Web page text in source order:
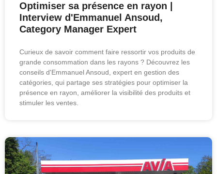
Optimiser sa présence en rayon |
Interview d'Emmanuel Ansoud,
Category Manager Expert
Curieux de savoir comment faire ressortir vos produits de
grande consommation dans les rayons ? Découvrez les
conseils d'Emmanuel Ansoud, expert en gestion des
catégories, qui partage ses stratégies pour optimiser la
présence en rayon, améliorer la visibilité des produits et
stimuler les ventes.